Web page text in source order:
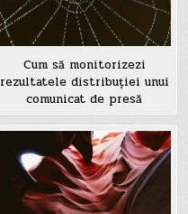
Cum să monitorizezi
rezultatele distribuției unui
comunicat de presă